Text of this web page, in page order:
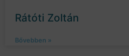
Rátóti Zoltán
Bővebben »